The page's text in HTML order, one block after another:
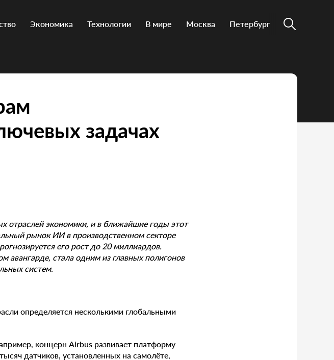
Экономика Технологии В мире Москва Петербург
задачах
отраслей экономики, и в ближайшие годы этот
рынок ИИ в производственном секторе
его рост до 20 миллиардов.
авангарде, стала одним из главных полигонов
систем.
определяется несколькими глобальными
концерн Airbus развивает платформу
датчиков, установленных на самолёте,